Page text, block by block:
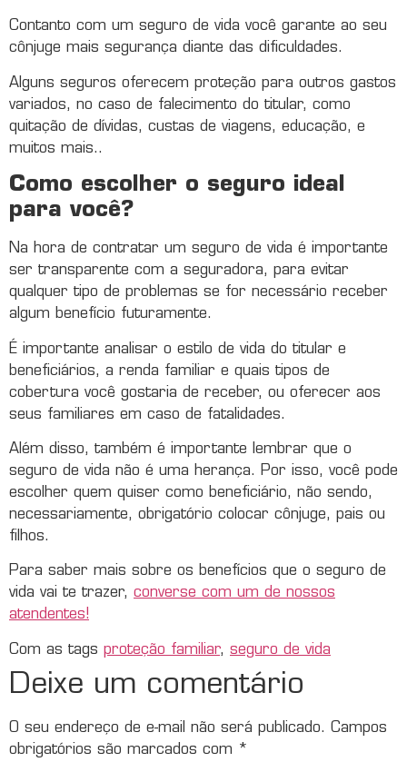
Contanto com um seguro de vida você garante ao seu
cônjuge mais segurança diante das dificuldades.
Alguns seguros oferecem proteção para outros gastos
variados, no caso de falecimento do titular, como
quitação de dívidas, custas de viagens, educação, e
muitos mais..
Como escolher o seguro ideal
para você?
Na hora de contratar um seguro de vida é importante
ser transparente com a seguradora, para evitar
qualquer tipo de problemas se for necessário receber
algum benefício futuramente.
É importante analisar o estilo de vida do titular e
beneficiários, a renda familiar e quais tipos de
cobertura você gostaria de receber, ou oferecer aos
seus familiares em caso de fatalidades.
Além disso, também é importante lembrar que o
seguro de vida não é uma herança. Por isso, você pode
escolher quem quiser como beneficiário, não sendo,
necessariamente, obrigatório colocar cônjuge, pais ou
filhos.
Para saber mais sobre os benefícios que o seguro de
vida vai te trazer, converse com um de nossos
atendentes!
Com as tags proteção familiar, seguro de vida
Deixe um comentário
O seu endereço de e-mail não será publicado. Campos
obrigatórios são marcados com
*